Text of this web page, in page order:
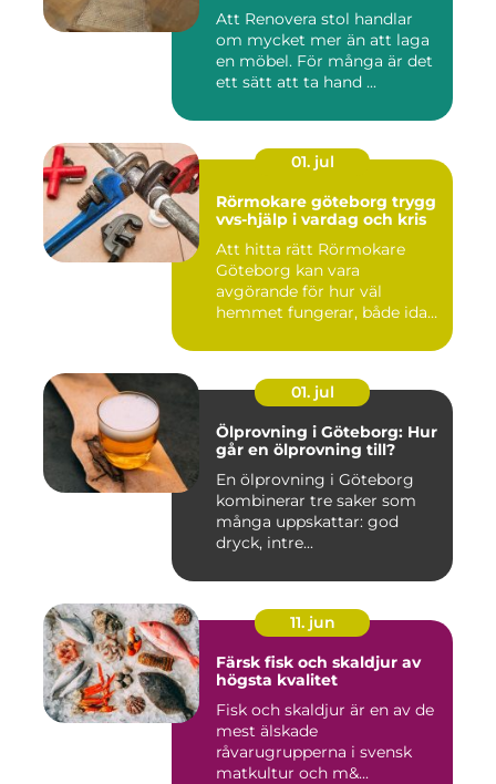
Att Renovera stol handlar
om mycket mer än att laga
en möbel. För många är det
ett sätt att ta hand ...
01. jul
Rörmokare göteborg trygg
vvs-hjälp i vardag och kris
Att hitta rätt Rörmokare
Göteborg kan vara
avgörande för hur väl
hemmet fungerar, både idag
01. jul
Ölprovning i Göteborg: Hur
går en ölprovning till?
En ölprovning i Göteborg
kombinerar tre saker som
många uppskattar: god
dryck, intre...
11. jun
Färsk fisk och skaldjur av
högsta kvalitet
Fisk och skaldjur är en av de
mest älskade
råvarugrupperna i svensk
matkultur och m&...